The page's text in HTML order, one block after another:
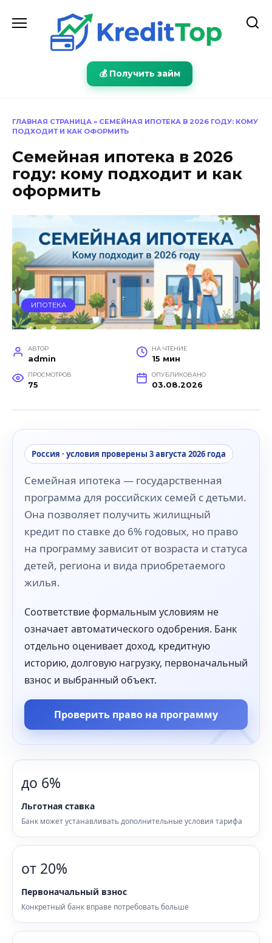
содержанию
💰 Получить займ
ГЛАВНАЯ СТРАНИЦА » СЕМЕЙНАЯ ИПОТЕКА В 2026 ГОДУ: КОМУ
ПОДХОДИТ И КАК ОФОРМИТЬ
Семейная ипотека в 2026
году: кому подходит и как
оформить
ИПОТЕКА
АВТОР
admin
НА ЧТЕНИЕ
15 мин
ПРОСМОТРОВ
75
ОПУБЛИКОВАНО
03.08.2026
Россия · условия проверены 3 августа 2026 года
Семейная ипотека — государственная
программа для российских семей с детьми.
Она позволяет получить жилищный
кредит по ставке до 6% годовых, но право
на программу зависит от возраста и статуса
детей, региона и вида приобретаемого
жилья.
Соответствие формальным условиям не
означает автоматического одобрения. Банк
отдельно оценивает доход, кредитную
историю, долговую нагрузку, первоначальный
взнос и выбранный объект.
Проверить право на программу
до 6%
Льготная ставка
Банк может устанавливать дополнительные условия тарифа
от 20%
Первоначальный взнос
Конкретный банк вправе потребовать больше